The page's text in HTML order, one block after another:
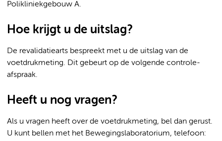
Polikliniekgebouw A.
Hoe krijgt u de uitslag?
De revalidatiearts bespreekt met u de uitslag van de
voetdrukmeting. Dit gebeurt op de volgende controle-
afspraak.
Heeft u nog vragen?
Als u vragen heeft over de voetdrukmeting, bel dan gerust.
U kunt bellen met het Bewegingslaboratorium, telefoon: